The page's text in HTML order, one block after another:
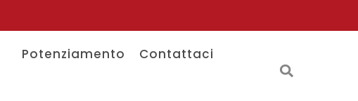
Potenziamento
Contattaci